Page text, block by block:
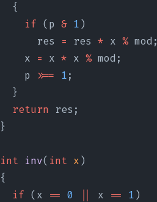
{
if (p & 1)
res = res * x % mod;
x = x * x % mod;
p
>>= 1;
}
return res;
}
int inv( int x)
{
if (x == 0 x == 1)